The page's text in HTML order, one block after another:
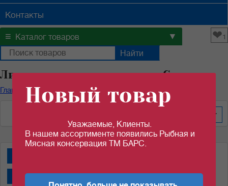
Контакты
≡ Каталог товаров ▼ ❤1
Лимонная кислота оптом в Самаре
Главная / Каталог продуктов Специи/ Лимонная кислота
Специи "Спецаромат"
Новый товар
Уважаемые, Клиенты.
В нашем ассортименте появились Рыбная и
Мясная консервация ТМ БАРС.